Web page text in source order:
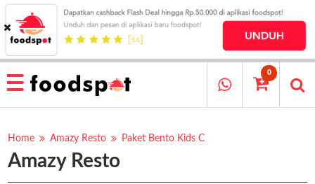
HOME
MENU
RESTAURANT
PESAN
OUR
COMPANY
0
Home Amazy Resto Paket Bento Kids C
Amazy Resto